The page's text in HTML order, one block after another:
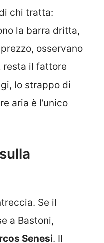
chi tratta:
la barra dritta,
osservano
resta il fattore
lo strappo di
aria è l’unico
Se il
a Bastoni,
Senesi. Il